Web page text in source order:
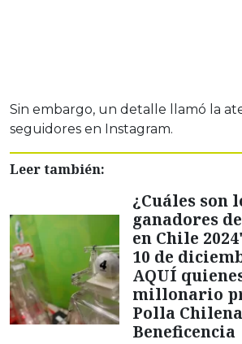
Sin embargo, un detalle llamó la
seguidores en Instagram.
Leer también:
¿Cuáles son
ganadores
en Chile
10 de
AQUÍ
millonario
Polla
Beneficencia